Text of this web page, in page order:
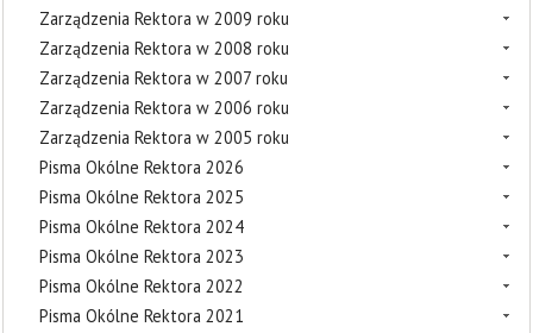
Zarządzenia Rektora w 2009 roku
Zarządzenia Rektora w 2008 roku
Zarządzenia Rektora w 2007 roku
Zarządzenia Rektora w 2006 roku
Zarządzenia Rektora w 2005 roku
Pisma Okólne Rektora 2026
Pisma Okólne Rektora 2025
Pisma Okólne Rektora 2024
Pisma Okólne Rektora 2023
Pisma Okólne Rektora 2022
Pisma Okólne Rektora 2021